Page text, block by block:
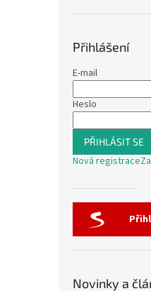
Přihlášení
E-mail
Heslo
PŘIHLÁSIT SE
Nová registrace
Novinky a